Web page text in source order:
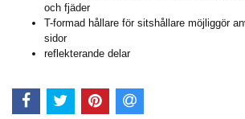
och fjäder
T-formad hållare för sitshållare möjliggör
sidor
reflekterande delar